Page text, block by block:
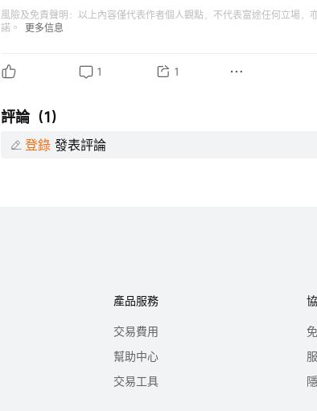
風險及免責聲明：以上內容僅代表作者個人觀點，不代表富途任何立場，
諾。
更多信息
1 1
評論（1）
登錄 發表評論
產品服務
交易費用
幫助中心
交易工具